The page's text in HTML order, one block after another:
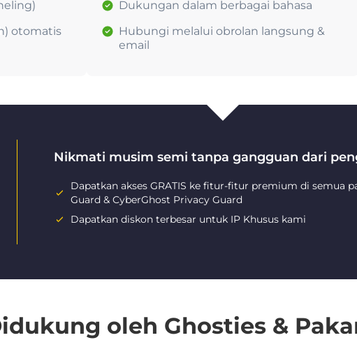
otomatis
Dukungan dalam berbagai bahasa
Hubungi melalui obrolan langsung &
email
Nikmati musim semi tanpa gangguan dari
Dapatkan akses GRATIS ke fitur-fitur premium di semua
Guard & CyberGhost Privacy Guard
Dapatkan diskon terbesar untuk IP Khusus kami
oleh Ghosties &